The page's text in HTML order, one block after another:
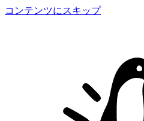
コンテンツにスキップ